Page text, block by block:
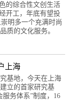
的综合性文创生活
开工，年底有望投
崇明多一个充满时尚
质的文化服务。
上海
基地，今天在上海
立的首家研究基
务体系”制度，16